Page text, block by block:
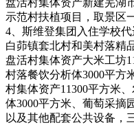
示范村扶植项目，取景区
4、斯维登集团入住学校
白茆镇套北村和美村落精
盘活村集体资产大米工坊
村落餐饮分析体3000平方
村集体资产11300平方米
体3000平方米、葡萄采摘
以及其他配套公共设备，